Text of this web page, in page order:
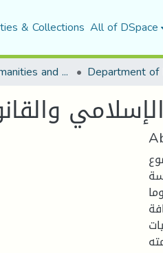
& Collections All of DSpace
Faculty of Humanities and Social Sciences